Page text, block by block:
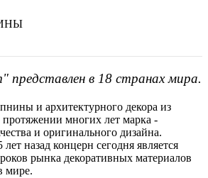
представлен в 18 странах мира.
и архитектурного декора из
многих лет марка -
и оригинального дизайна.
назад концерн сегодня является
рынка декоративных материалов
мире.